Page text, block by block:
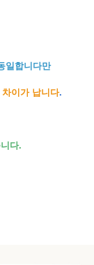
일합니다만
이가 납니다.
다.